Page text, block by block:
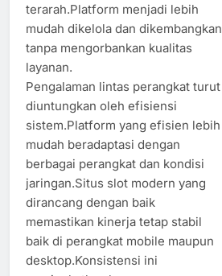
terarah.Platform menjadi lebih
mudah dikelola dan dikembangkan
tanpa mengorbankan kualitas
layanan.
Pengalaman lintas perangkat turut
diuntungkan oleh efisiensi
sistem.Platform yang efisien lebih
mudah beradaptasi dengan
berbagai perangkat dan kondisi
jaringan.Situs slot modern yang
dirancang dengan baik
memastikan kinerja tetap stabil
baik di perangkat mobile maupun
desktop.Konsistensi ini